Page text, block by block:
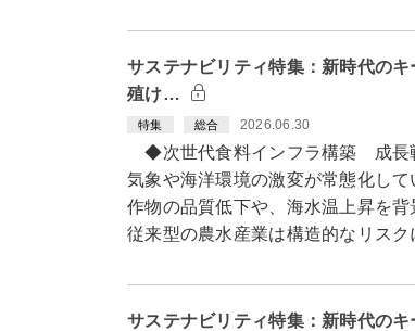
サステナビリティ特集：新時代の
殖け…
特集 総合 2026.06.30
◆次世代食料インフラ構築 成長
気象や海洋環境の激変が常態化し
作物の品質低下や、海水温上昇を
従来型の農水産業は構造的なリス
サステナビリティ特集：新時代の